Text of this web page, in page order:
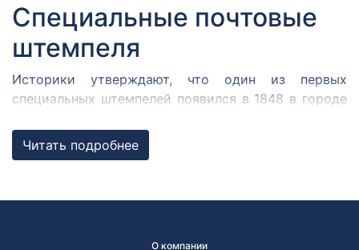
Специальные почтовые
штемпеля
Историки утверждают, что один из первых
специальных штемпелей появился в 1848 в городе
собрался Кромержижский парламент.
Парламентарии решили отметить его работу
В России первым специальным штемпелем принято
Читать подробнее
О компании